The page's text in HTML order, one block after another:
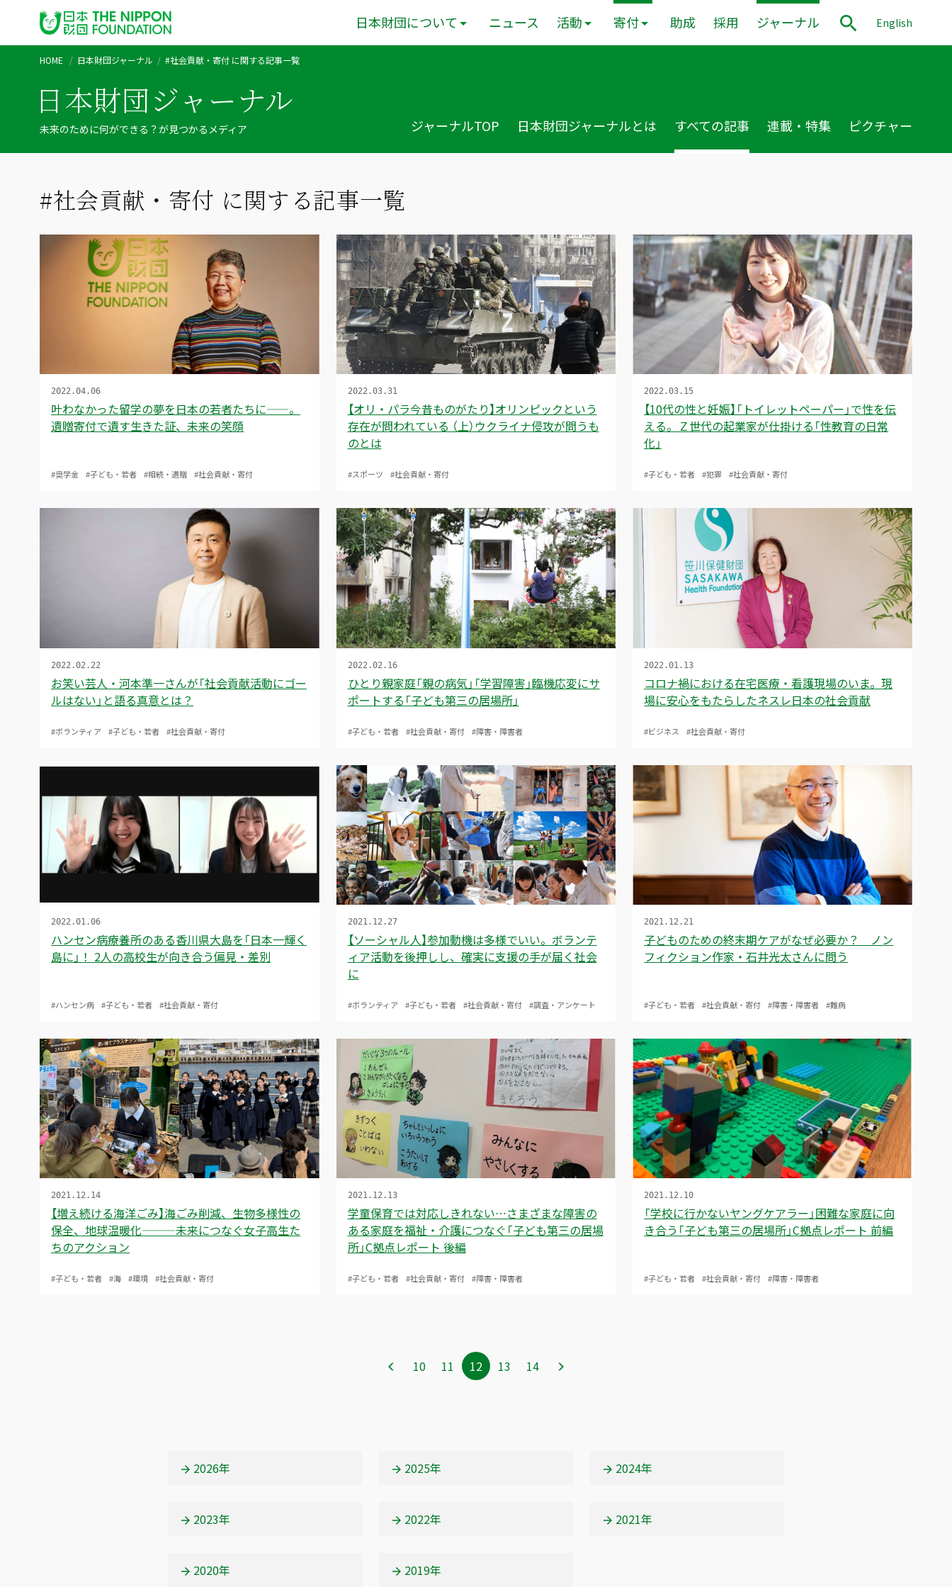
日本財団について ニュース 活動 寄付 助成 採用 ジャーナル English
HOME 日本財団ジャーナル #社会貢献・寄付 に関する記事一覧
日本財団ジャーナル
未来のために何ができる？が見つかるメディア ジャーナルTOP 日本財団ジャーナルとは すべての記事 連載・特集 ピクチャー
#社会貢献・寄付 に関する記事一覧
叶わなかった留学の夢を日本の若者たちに——。
遺贈寄付で遺す生きた証、未来の笑顔
2022.04.06
#奨学金 #子ども・若者 #相続・遺贈 #社会貢献・寄付
【オリ・パラ今昔ものがたり】オリンピックという
存在が問われている （上）ウクライナ侵攻が問うも
のとは
2022.03.31
#スポーツ #社会貢献・寄付
【10代の性と妊娠】「トイレットペーパー」で性を伝
える。Ｚ世代の起業家が仕掛ける「性教育の日常
化」
2022.03.15
#子ども・若者 #犯罪 #社会貢献・寄付
お笑い芸人・河本準一さんが「社会貢献活動にゴー
ルはない」と語る真意とは？
2022.02.22
#ボランティア #子ども・若者 #社会貢献・寄付
ひとり親家庭「親の病気」「学習障害」臨機応変にサ
ポートする「子ども第三の居場所」
2022.02.16
#子ども・若者 #社会貢献・寄付 #障害・障害者
コロナ禍における在宅医療・看護現場のいま。現
場に安心をもたらしたネスレ日本の社会貢献
2022.01.13
#ビジネス #社会貢献・寄付
ハンセン病療養所のある香川県大島を「日本一輝く
島に」！ 2人の高校生が向き合う偏見・差別
2022.01.06
#ハンセン病 #子ども・若者 #社会貢献・寄付
【ソーシャル人】参加動機は多様でいい。ボランテ
ィア活動を後押しし、確実に支援の手が届く社会
に
2021.12.27
#ボランティア #子ども・若者 #社会貢献・寄付 #調査・アンケート
子どものための終末期ケアがなぜ必要か？ ノン
フィクション作家・石井光太さんに問う
2021.12.21
#子ども・若者 #社会貢献・寄付 #障害・障害者 #難病
【増え続ける海洋ごみ】海ごみ削減、生物多様性の
保全、地球温暖化———未来につなぐ女子高生た
ちのアクション
2021.12.14
#子ども・若者 #海 #環境 #社会貢献・寄付
学童保育では対応しきれない…さまざまな障害の
ある家庭を福祉・介護につなぐ「子ども第三の居場
所」C拠点レポート 後編
2021.12.13
#子ども・若者 #社会貢献・寄付 #障害・障害者
「学校に行かないヤングケアラー」困難な家庭に向
き合う「子ども第三の居場所」C拠点レポート 前編
2021.12.10
#子ども・若者 #社会貢献・寄付 #障害・障害者
10 11 ペ 12 ペ 13 14
2026年 2025年 2024年
2023年 2022年 2021年
2020年 2019年